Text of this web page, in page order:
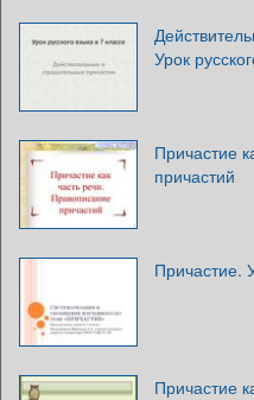
Урок
Причастие
причастий
Причастие.
Причастие